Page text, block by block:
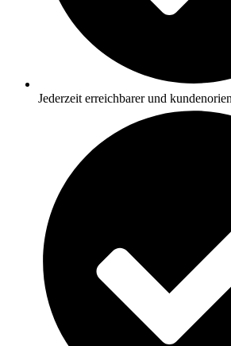
Jederzeit erreichbarer und